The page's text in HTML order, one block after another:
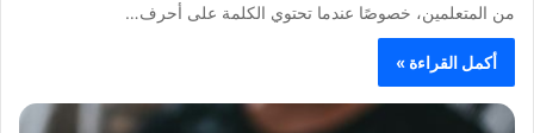
من المتعلمين، خصوصًا عندما تحتوي الكلمة على أحرف…
أكمل القراءة »